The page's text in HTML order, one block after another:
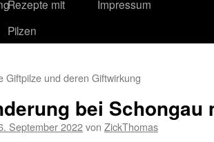
Rezepte mit
Pilzen
Impressum
Giftpilze und deren Giftwirkung
bei Schongau
September 2022von ZickThomas